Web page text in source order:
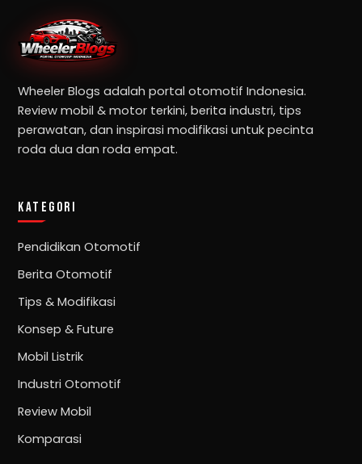
Wheeler Blogs adalah portal otomotif Indonesia.
Review mobil & motor terkini, berita industri, tips
perawatan, dan inspirasi modifikasi untuk pecinta
roda dua dan roda empat.
KATEGORI
Pendidikan Otomotif
Berita Otomotif
Tips & Modifikasi
Konsep & Future
Mobil Listrik
Industri Otomotif
Review Mobil
Komparasi